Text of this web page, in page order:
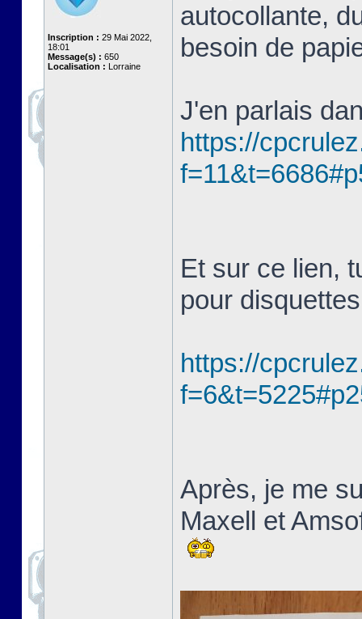
Inscription : 29 Mai 2022,
18:01
Message(s) : 650
Localisation : Lorraine
autocollante,
besoin de
J'en parlais
https://
Et sur ce lien,
pour
https://
Après, je me
Maxell et